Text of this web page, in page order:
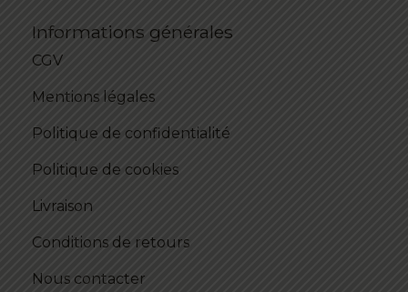
Informations générales
CGV
Mentions légales
Politique de confidentialité
Politique de cookies
Livraison
Conditions de retours
Nous contacter